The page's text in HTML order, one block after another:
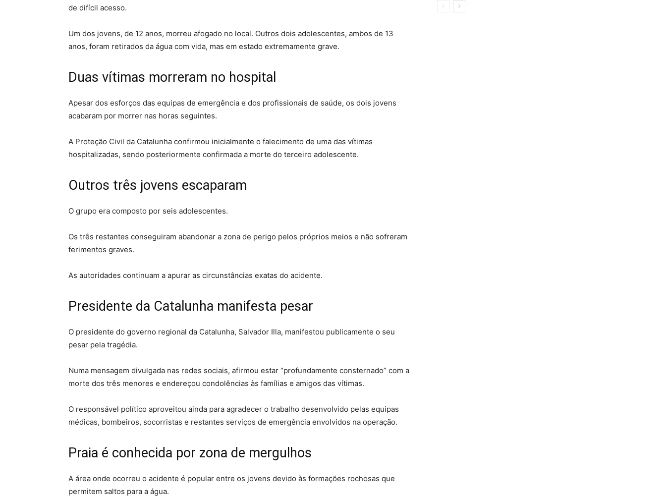
de difícil acesso.
Um dos jovens, de 12 anos, morreu afogado no local. Outros dois adolescentes, ambos de 13
anos, foram retirados da água com vida, mas em estado extremamente grave.
Duas vítimas morreram no hospital
Apesar dos esforços das equipas de emergência e dos profissionais de saúde, os dois jovens
acabaram por morrer nas horas seguintes.
A Proteção Civil da Catalunha confirmou inicialmente o falecimento de uma das vítimas
hospitalizadas, sendo posteriormente confirmada a morte do terceiro adolescente.
Outros três jovens escaparam
O grupo era composto por seis adolescentes.
Os três restantes conseguiram abandonar a zona de perigo pelos próprios meios e não sofreram
ferimentos graves.
As autoridades continuam a apurar as circunstâncias exatas do acidente.
Presidente da Catalunha manifesta pesar
O presidente do governo regional da Catalunha, Salvador Illa, manifestou publicamente o seu
pesar pela tragédia.
Numa mensagem divulgada nas redes sociais, afirmou estar “profundamente consternado” com a
morte dos três menores e endereçou condolências às famílias e amigos das vítimas.
O responsável político aproveitou ainda para agradecer o trabalho desenvolvido pelas equipas
médicas, bombeiros, socorristas e restantes serviços de emergência envolvidos na operação.
Praia é conhecida por zona de mergulhos
A área onde ocorreu o acidente é popular entre os jovens devido às formações rochosas que
permitem saltos para a água.